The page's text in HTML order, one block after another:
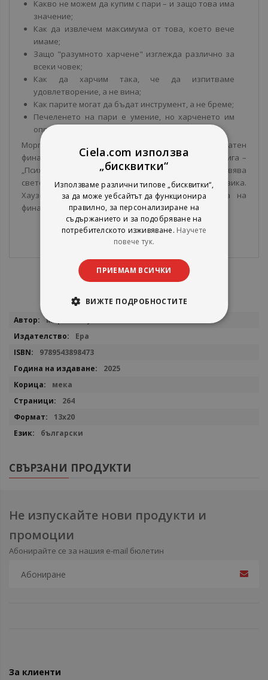
Какво не можем да купим с пари – и защо това има
значение;
Как да извлечем максимума от това, което вече
имаме;
Защо "разумното харчене" изглежда различно за
всеки човек;
Как да харчим така, че да изпитваме
удовлетворение, а не вина;
Как парите могат да бъдат инструмент, а не бреме;
Печеленето на пари е умение, но харченето им
определено е изкуство.
Моргън Хаузел е финансов консултант и двукратен
финалист за наградата Gerald Loeb. Първата му книга –
„Психология на забогатяването“, все още оглавява
световните класации и е преведена на над 50 езика.
Хаузел е сред най-цитираните автори в света на
финансите и поведенческата икономика.
Повече
Моргън Хаузел
Ера
9789543898473
2025
мека
264
13х20
български
СВЪРЗАНИ ПРОДУКТИ
Не изпускайте нови продукти и
промоции
Абонирайте се за нашия e-mail бюлетин
За клиенти
Ciela.com използва
„бисквитки“
Използваме различни типове „бисквитки“,
за да може уебсайтът да функционира
правилно, за персонализиране на
съдържанието и за подобряване на
потребителското изживяване. Научете
повече тук.
ПРИЕМАМ ВСИЧКИ
ВИЖТЕ ПОДРОБНОСТИТЕ